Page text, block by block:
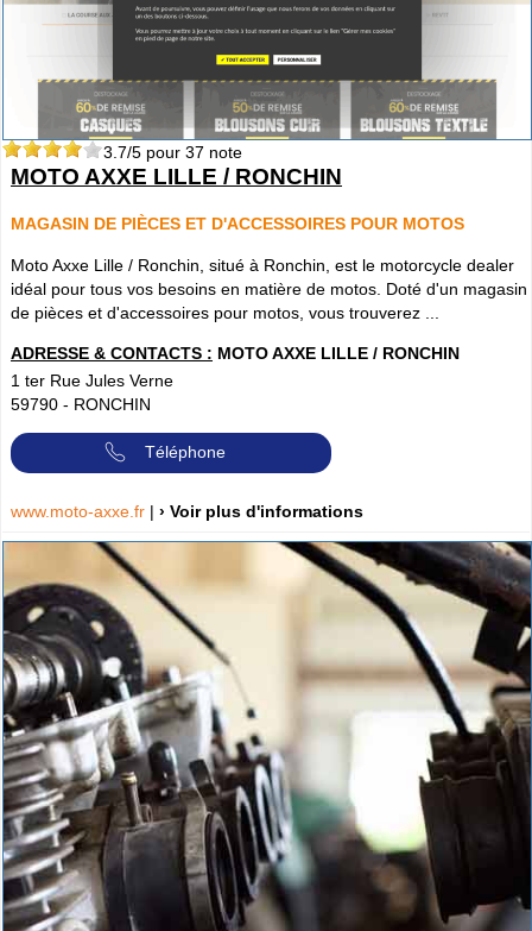
3.7/5 pour 37 note
MOTO AXXE LILLE / RONCHIN
MAGASIN DE PIÈCES ET D'ACCESSOIRES POUR MOTOS
Moto Axxe Lille / Ronchin, situé à Ronchin, est le motorcycle dealer
idéal pour tous vos besoins en matière de motos. Doté d'un magasin
de pièces et d'accessoires pour motos, vous trouverez ...
ADRESSE & CONTACTS : MOTO AXXE LILLE / RONCHIN
1 ter Rue Jules Verne
59790 - RONCHIN
Téléphone
www.moto-axxe.fr | › Voir plus d'informations